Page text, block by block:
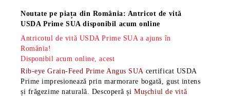
Noutate pe piața din România: Antricot de vită
USDA Prime SUA disponibil acum online
Antricotul de vită USDA Prime SUA a ajuns în
România!
Disponibil acum online, acest
Rib-eye Grain-Feed Prime Angus SUA certificat USDA
Prime impresionează prin marmorare bogată, gust intens
și frăgezime naturală. Descoperă șiMușchiul de vită